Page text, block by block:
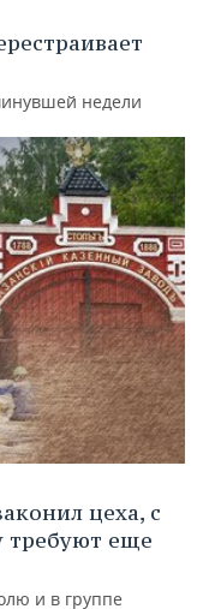
недели
цеха, с
требуют еще
и в группе